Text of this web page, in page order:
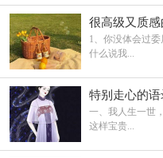
很高级又质
的无人问津
1、你没体会过
什么说我...
特别走心的
一、我人生一世
这样宝贵...